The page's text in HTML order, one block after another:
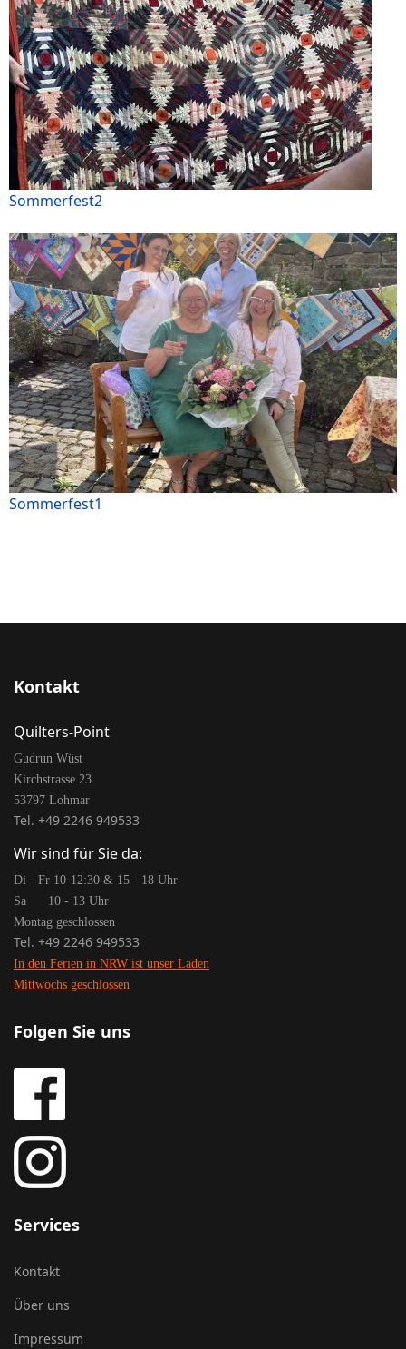
Sommerfest2
Sommerfest1
Kontakt
Quilters-Point
Gudrun Wüst
Kirchstrasse 23
53797 Lohmar
Tel. +49 2246 949533
Wir sind für Sie da:
Di - Fr 10-12:30 & 15 - 18 Uhr
Sa 10 - 13 Uhr
Montag geschlossen
Tel. +49 2246 949533
In den Ferien in NRW ist unser Laden
Mittwochs geschlossen
Folgen Sie uns
Services
Kontakt
Über uns
Impressum